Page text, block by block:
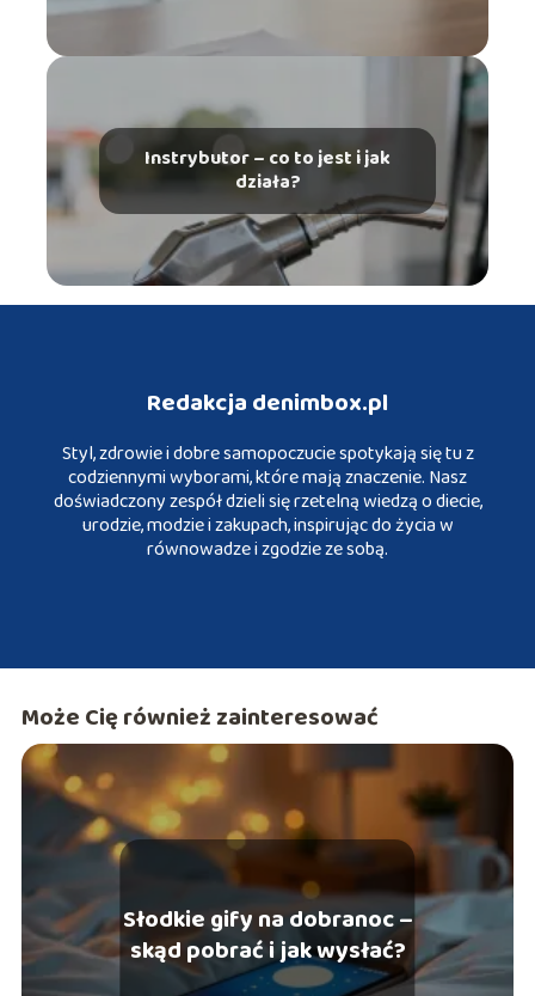
Instrybutor – co to jest i jak
działa?
Redakcja denimbox.pl
Styl, zdrowie i dobre samopoczucie spotykają się tu z
codziennymi wyborami, które mają znaczenie. Nasz
doświadczony zespół dzieli się rzetelną wiedzą o diecie,
urodzie, modzie i zakupach, inspirując do życia w
równowadze i zgodzie ze sobą.
Może Cię również zainteresować
Słodkie gify na dobranoc –
skąd pobrać i jak wysłać?